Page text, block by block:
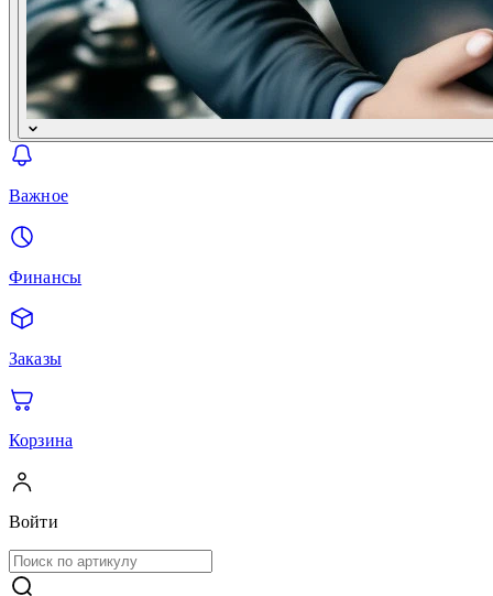
Важное
Финансы
Заказы
Корзина
Войти